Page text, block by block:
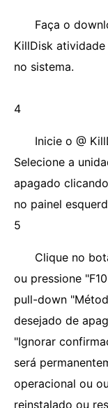
Faça o
KillDisk
no sistema.
4
Inicie o @
Selecione a
apagado
no painel
5
Clique no
ou pressione
pull-down
desejado de
"Ignorar
será
operacional ou
reinstalado ou